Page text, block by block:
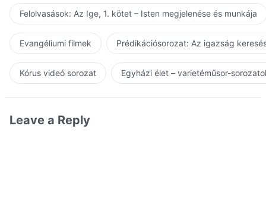
Felolvasások: Az Ige, 1. kötet – Isten megjelenése és munkája
Evangéliumi filmek Prédikációsorozat: Az igazság
Kórus videó sorozat Egyházi élet – varietéműsor-
Leave a Reply